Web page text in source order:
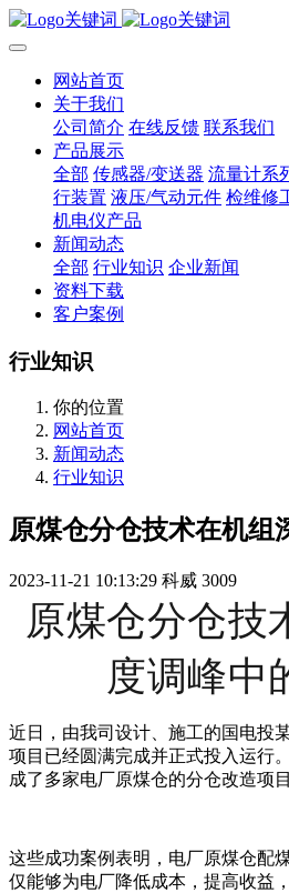
网站首页
关于我们
公司简介 在线反馈 联系我们
产品展示
全部 传感器/变送器 流量计系
行装置 液压/气动元件 检维修
机电仪产品
新闻动态
全部 行业知识 企业新闻
资料下载
客户案例
行业知识
你的位置
网站首页
新闻动态
行业知识
原煤仓分仓技术在机组
2023-11-21 10:13:29 科威 3009
原煤仓分仓技
度调峰中
近日，由我司设计、施工的国电投
项目已经圆满完成并正式投入运行
成了多家电厂原煤仓的分仓改造项
这些成功案例表明，电厂原煤仓配
仅能够为电厂降低成本，提高收益